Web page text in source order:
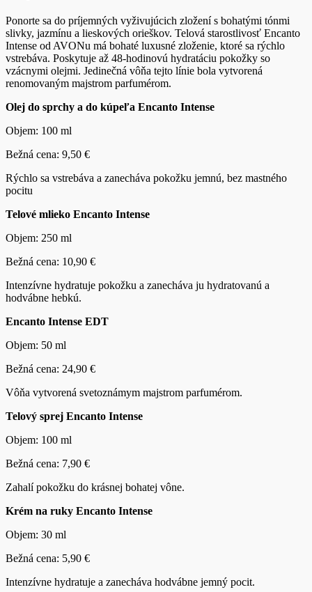
Ponorte sa do príjemných vyživujúcich zložení s bohatými tónmi
slivky, jazmínu a lieskových orieškov. Telová starostlivosť Encanto
Intense od AVONu má bohaté luxusné zloženie, ktoré sa rýchlo
vstrebáva. Poskytuje až 48-hodinovú hydratáciu pokožky so
vzácnymi olejmi. Jedinečná vôňa tejto línie bola vytvorená
renomovaným majstrom parfumérom.
Olej do sprchy a do kúpeľa Encanto Intense
Objem: 100 ml
Bežná cena: 9,50 €
Rýchlo sa vstrebáva a zanecháva pokožku jemnú, bez mastného
pocitu
Telové mlieko Encanto Intense
Objem: 250 ml
Bežná cena: 10,90 €
Intenzívne hydratuje pokožku a zanecháva ju hydratovanú a
hodvábne hebkú.
Encanto Intense EDT
Objem: 50 ml
Bežná cena: 24,90 €
Vôňa vytvorená svetoznámym majstrom parfumérom.
Telový sprej Encanto Intense
Objem: 100 ml
Bežná cena: 7,90 €
Zahalí pokožku do krásnej bohatej vône.
Krém na ruky Encanto Intense
Objem: 30 ml
Bežná cena: 5,90 €
Intenzívne hydratuje a zanecháva hodvábne jemný pocit.